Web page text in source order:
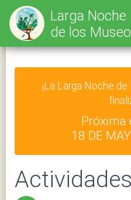
Larga Noche
de los
¡La Larga Noche
Próxima
18 DE